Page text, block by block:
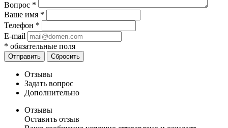
Вопрос *
Ваше имя *
Телефон *
E-mail
* обязательные поля
Отправить Сбросить
Отзывы
Задать вопрос
Дополнительно
Отзывы
Оставить отзыв